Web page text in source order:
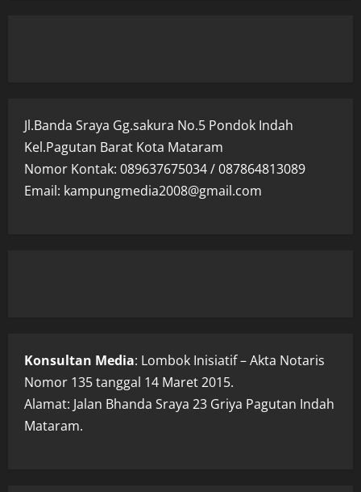
Jl.Banda Sraya Gg.sakura No.5 Pondok Indah
Kel.Pagutan Barat Kota Mataram
Nomor Kontak: 089637675034 / 087864813089
Email: kampungmedia2008@gmail.com
Konsultan Media: Lombok Inisiatif – Akta Notaris
Nomor 135 tanggal 14 Maret 2015.
Alamat: Jalan Bhanda Sraya 23 Griya Pagutan Indah
Mataram.